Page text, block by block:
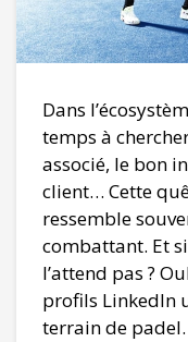
Dans
temps à
associé, le bon
client… Cette
ressemble
combattant. Et
l’attend pas ?
profils LinkedIn
terrain de padel.